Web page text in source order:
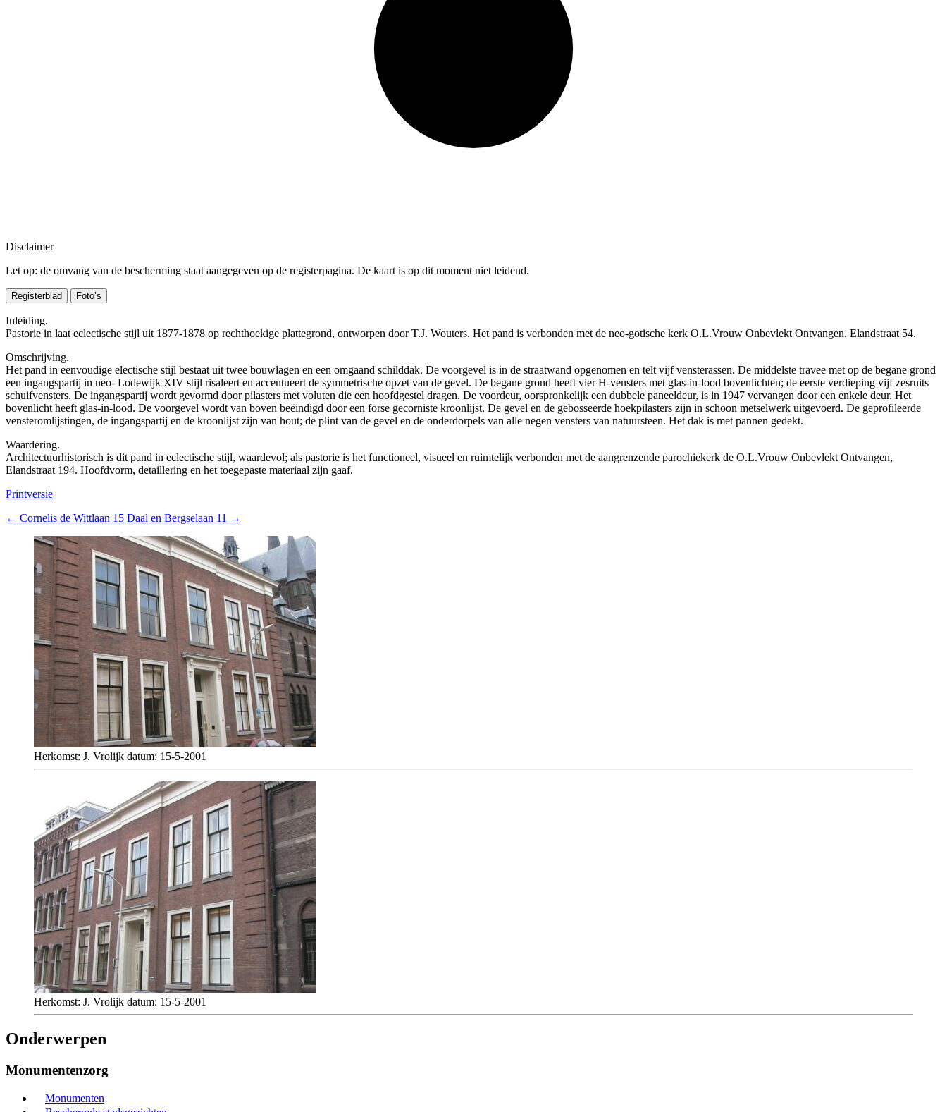
Disclaimer
Let op: de omvang van de bescherming staat aangegeven op de registerpagina. De kaart is op dit moment niet leidend.
Registerblad Foto’s
Inleiding.
Pastorie in laat eclectische stijl uit 1877-1878 op rechthoekige plattegrond, ontworpen door T.J. Wouters. Het pand is verbonden met de neo-gotische kerk O.L.Vrouw Onbevlekt Ontvangen, Elandstraat 54.
Omschrijving.
Het pand in eenvoudige electische stijl bestaat uit twee bouwlagen en een omgaand schilddak. De voorgevel is in de straatwand opgenomen en telt vijf vensterassen. De middelste travee met op de begane grond
een ingangspartij in neo- Lodewijk XIV stijl risaleert en accentueert de symmetrische opzet van de gevel. De begane grond heeft vier H-vensters met glas-in-lood bovenlichten; de eerste verdieping vijf zesruits
schuifvensters. De ingangspartij wordt gevormd door pilasters met voluten die een hoofdgestel dragen. De voordeur, oorspronkelijk een dubbele paneeldeur, is in 1947 vervangen door een enkele deur. Het
bovenlicht heeft glas-in-lood. De voorgevel wordt van boven beëindigd door een forse gecorniste kroonlijst. De gevel en de gebosseerde hoekpilasters zijn in schoon metselwerk uitgevoerd. De geprofileerde
vensteromlijstingen, de ingangspartij en de kroonlijst zijn van hout; de plint van de gevel en de onderdorpels van alle negen vensters van natuursteen. Het dak is met pannen gedekt.
Waardering.
Architectuurhistorisch is dit pand in eclectische stijl, waardevol; als pastorie is het functioneel, visueel en ruimtelijk verbonden met de aangrenzende parochiekerk de O.L.Vrouw Onbevlekt Ontvangen,
Elandstraat 194. Hoofdvorm, detaillering en het toegepaste materiaal zijn gaaf.
Printversie
← Cornelis de Wittlaan 15 Daal en Bergselaan 11 →
Herkomst: J. Vrolijk datum: 15-5-2001
Herkomst: J. Vrolijk datum: 15-5-2001
Onderwerpen
Monumentenzorg
Monumenten